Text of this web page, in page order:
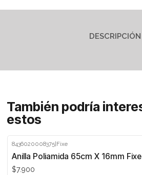
DESCRIPCIÓN
También podría
estos
Agotado
8436020008375|Fixe
Anilla Poliamida 65cm X 16mm Fixe
$7.900